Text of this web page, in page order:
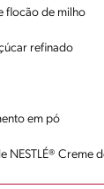
flocão de milho
refinado
em pó
NESTLÉ® Creme